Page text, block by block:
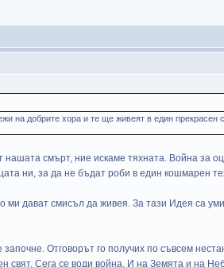
добрите хора и те ще живеят в един прекрасен
смърт, ние искаме тяхната. Война за
ни, за да не бъдат роби в един кошмарен
ми дават смисъл да живея. За тази Идея са
Отговорът го получих по съвсем
свят. Сега се води война. И на Земята и на